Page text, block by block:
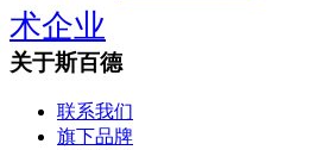
术企业
关于斯百德
联系我们
旗下品牌